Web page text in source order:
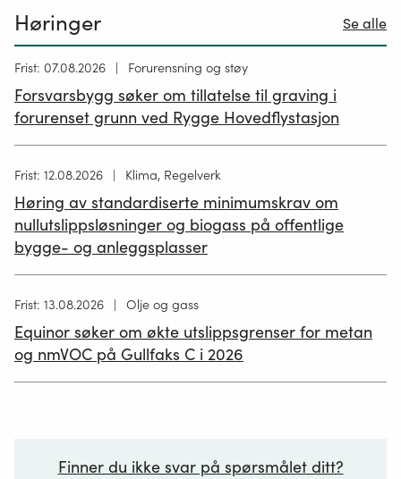
Høringer Se alle
Høring
26.06.2026
Frist: 07.08.2026 Forurensning og støy
Forsvarsbygg søker om tillatelse til graving i
forurenset grunn ved Rygge Hovedflystasjon
Høring
publisert
12.05.2026
Frist: 12.08.2026 Klima, Regelverk
Høring av standardiserte minimumskrav om
nullutslippsløsninger og biogass på offentlige
bygge- og anleggsplasser
Høring
publisert
02.07.2026
Frist: 13.08.2026 Olje og gass
Equinor søker om økte utslippsgrenser for metan
og nmVOC på Gullfaks C i 2026
Finner du ikke svar på spørsmålet ditt?